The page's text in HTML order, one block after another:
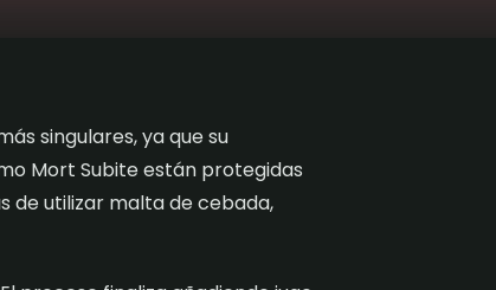
singulares, ya que su
Mort Subite están protegidas
de utilizar malta de cebada,